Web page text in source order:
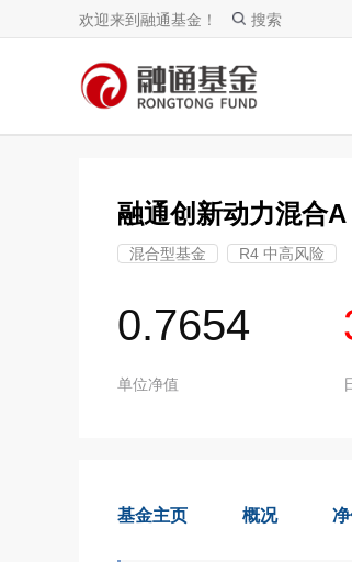
欢迎来到融通基金！ 搜索
融通创新动力混合A
混合型基金 R4 中高风险
0.7654
单位净值
基金主页 概况 净